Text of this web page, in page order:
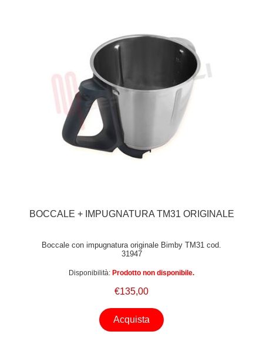
BOCCALE + IMPUGNATURA TM31 ORIGINALE
Boccale con impugnatura originale Bimby TM31 cod.
31947
Disponibilità: Prodotto non disponibile.
€135,00
Acquista